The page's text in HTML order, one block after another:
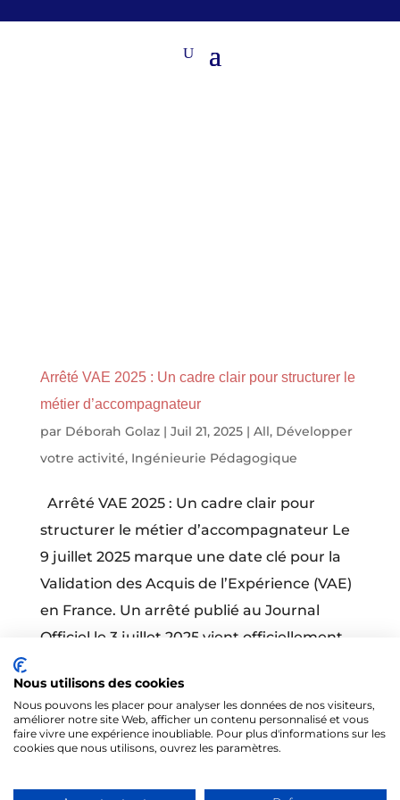
Arrêté VAE 2025 : Un cadre clair pour structurer le
métier d’accompagnateur
par Déborah Golaz| Juil 21, 2025| All, Développer
votre activité, Ingénieurie Pédagogique
Arrêté VAE 2025 : Un cadre clair pour
structurer le métier d’accompagnateur Le
9 juillet 2025 marque une date clé pour la
Validation des Acquis de l’Expérience (VAE)
en France. Un arrêté publié au Journal
Officiel le 3 juillet 2025 vient officiellement...
Nous utilisons des cookies
Nous pouvons les placer pour analyser les données de nos visiteurs,
améliorer notre site Web, afficher un contenu personnalisé et vous
faire vivre une expérience inoubliable. Pour plus d'informations sur les
cookies que nous utilisons, ouvrez les paramètres.